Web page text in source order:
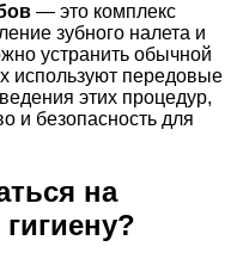
— это комплекс
зубного налета и
устранить обычной
используют передовые
этих процедур,
и безопасность для
на